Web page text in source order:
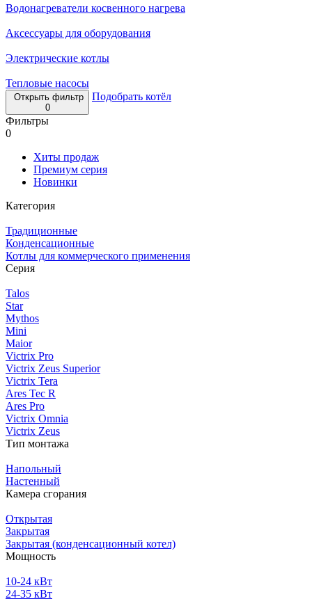
Водонагреватели косвенного нагрева
Аксессуары для оборудования
Электрические котлы
Тепловые насосы
Открыть фильтр
0
Подобрать котёл
Фильтры
0
Хиты продаж
Премиум серия
Новинки
Категория
Традиционные
Конденсационные
Котлы для коммерческого применения
Серия
Talos
Star
Mythos
Mini
Maior
Victrix Pro
Victrix Zeus Superior
Victrix Tera
Ares Tec R
Ares Pro
Victrix Omnia
Victrix Zeus
Тип монтажа
Напольный
Настенный
Камера сгорания
Открытая
Закрытая
Закрытая (конденсационный котел)
Мощность
10-24 кВт
24-35 кВт